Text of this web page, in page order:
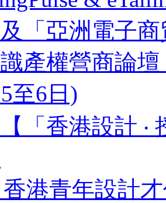
「亞洲電子商
產權營商論壇
至6日)
「香港設計 ‧
香港青年設計